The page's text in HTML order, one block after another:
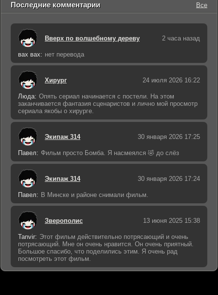
Последние комментарии Все
Вверх по волшебному дереву 2 часа назад
вах вах: нет перевода
Хирург 24 июля 2026 16:22
Люда: Опять сериал начинается с постели. На этом
заканчивается фантазия сценаристов и лично мой просмотр
сериала якобы о хирурге.
Экипаж 314 30 января 2026 17:25
Павел: Фильм просто Бомба. Я насмеялся 🤣 до слёз
Экипаж 314 30 января 2026 17:24
Павел: В Минске и районе снимали фильм.
Зверополис 13 июня 2025 15:38
Tanvir: Этот фильм действительно потрясающий и очень
потрясающий. Мне он очень нравится. Он очень приятный.
Большое спасибо, что поделились этим. Я очень рад
посмотреть этот фильм.